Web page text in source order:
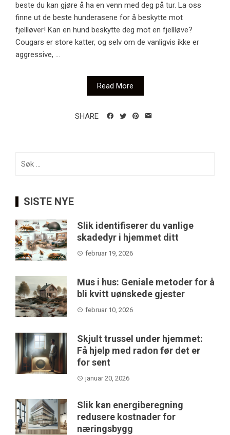
beste du kan gjøre å ha en venn med deg på tur. La oss
finne ut de beste hunderasene for å beskytte mot
fjellløver! Kan en hund beskytte deg mot en fjellløve?
Cougars er store katter, og selv om de vanligvis ikke er
aggressive, ...
Read More
SHARE
etter:
SISTE NYE
Slik identifiserer du vanlige
skadedyr i hjemmet ditt
februar 19, 2026
Mus i hus: Geniale metoder for å
bli kvitt uønskede gjester
februar 10, 2026
Skjult trussel under hjemmet:
Få hjelp med radon før det er
for sent
januar 20, 2026
Slik kan energiberegning
redusere kostnader for
næringsbygg